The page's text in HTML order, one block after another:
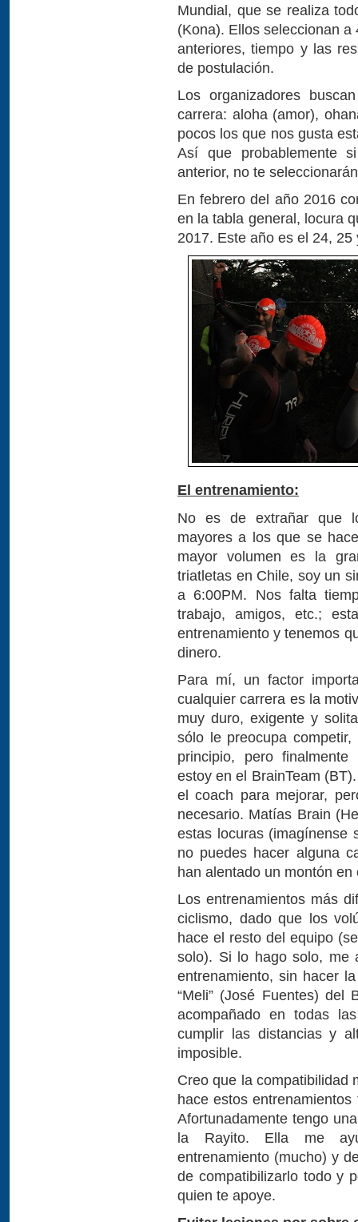
Mundial, que se realiza
(Kona). Ellos seleccionan
anteriores, tiempo y las
de postulación.
Los organizadores
carrera: aloha (amor),
pocos los que nos gusta
Así que probablemente
anterior, no te
En febrero del año 2016
en la tabla general, locura
2017. Este año es el 24,
El entrenamiento:
No es de extrañar que
mayores a los que se
mayor volumen es la
triatletas en Chile, soy un
a 6:00PM. Nos falta
trabajo, amigos, etc.;
entrenamiento y tenemos
dinero.
Para mí, un factor
cualquier carrera es la
muy duro, exigente y
sólo le preocupa
principio, pero finalmente
estoy en el BrainTeam
el coach para mejorar,
necesario. Matías Brain
estas locuras (imagínense
no puedes hacer alguna
han alentado un montón
Los entrenamientos más
ciclismo, dado que los
hace el resto del equipo
solo). Si lo hago solo, me
entrenamiento, sin hacer
“Meli” (José Fuentes) del
acompañado en todas
cumplir las distancias y
imposible.
Creo que la compatibilidad
hace estos
Afortunadamente tengo
la Rayito. Ella me
entrenamiento (mucho) y
de compatibilizarlo todo y
quien te apoye.